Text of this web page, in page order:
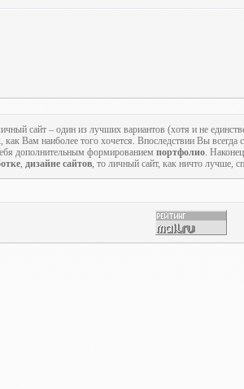
сайт – один из лучших вариантов (хотя и не
как Вам наиболее того хочется. Впоследствии Вы всегда
дополнительным формированием портфолио.
, дизайне сайтов, то личный сайт, как ничто лучше,